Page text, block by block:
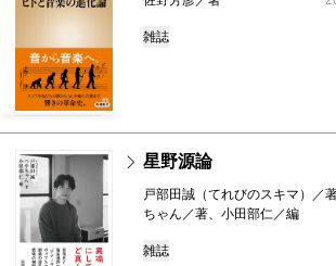
雑誌
星野源論
戸部田誠（てれびのスキマ）／
ちゃん／著、小田部仁／編
雑誌